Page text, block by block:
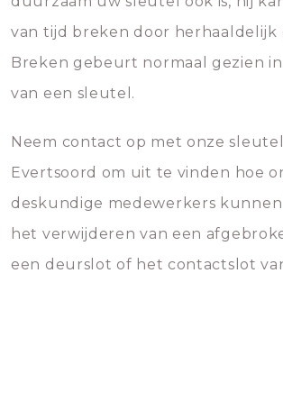
van tijd breken door herhaaldelijk
Breken gebeurt normaal gezien
van een sleutel.
Neem contact op met onze
Evertsoord om uit te vinden hoe
deskundige medewerkers
het verwijderen van een
een deurslot of het contactslot